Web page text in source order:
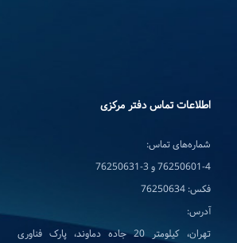
اطلاعات تماس دفتر مرکزی
شماره‌های تماس:
76250601-4 و 3-76250631
فکس: 76250634
آدرس:
تهران، کیلومتر 20 جاده دماوند، پارک فناوری